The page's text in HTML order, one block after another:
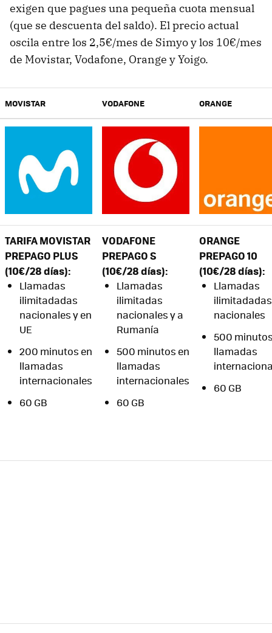
exigen que pagues una pequeña cuota mensual
(que se descuenta del saldo). El precio actual
oscila entre los 2,5€/mes de Simyo y los 10€/mes
de Movistar, Vodafone, Orange y Yoigo.
MOVISTAR VODAFONE ORANGE
TARIFA MOVISTAR
PREPAGO PLUS
(10€/28 días):
Llamadas
ilimitadadas
nacionales y en
UE
200 minutos en
llamadas
internacionales
60 GB
VODAFONE
PREPAGO S
(10€/28 días):
Llamadas
ilimitadas
nacionales y a
Rumanía
500 minutos en
llamadas
internacionales
60 GB
ORANGE
PREPAGO 10
(10€/28 días):
Llamadas
ilimitadadas
nacionales
500
llamadas
60 GB